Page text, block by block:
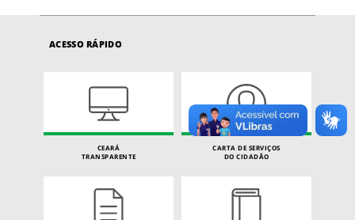
ACESSO RÁPIDO
CEARÁ
TRANSPARENTE
CARTA DE SERVIÇOS
DO CIDADÃO